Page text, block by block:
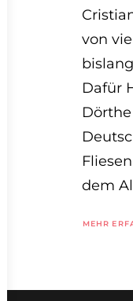
von
Dafür
dem
MEHR